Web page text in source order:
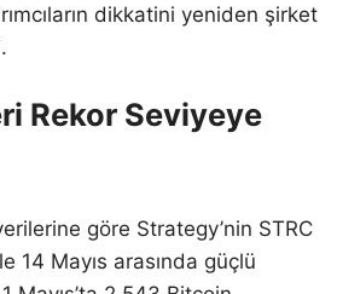
dikkatini yeniden şirket
Rekor Seviyeye
göre Strategy’nin STRC
14 Mayıs arasında güçlü